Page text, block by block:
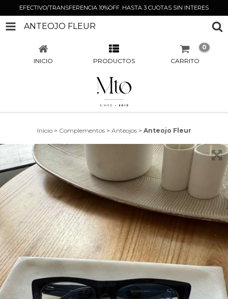
EFECTIVO/TRANSFERENCIA 10%OFF. HASTA 3 CUOTAS SIN INTERES
ANTEOJO FLEUR
INICIO PRODUCTOS CARRITO
0
Inicio > Complementos > Anteojos > Anteojo Fleur